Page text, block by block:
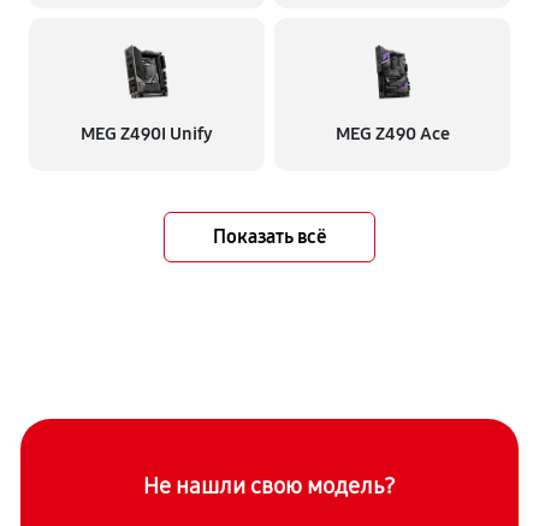
MEG Z490I Unify MEG Z490 Ace
Показать всё
Не нашли свою модель?